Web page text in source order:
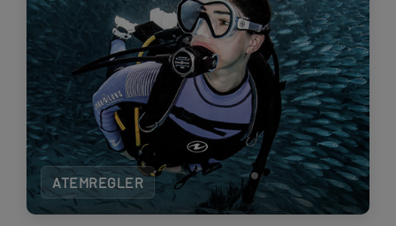
ATEMREGLER